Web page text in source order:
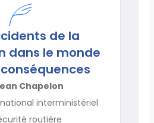
de la
dans le monde
Chapelon
interministériel
routière